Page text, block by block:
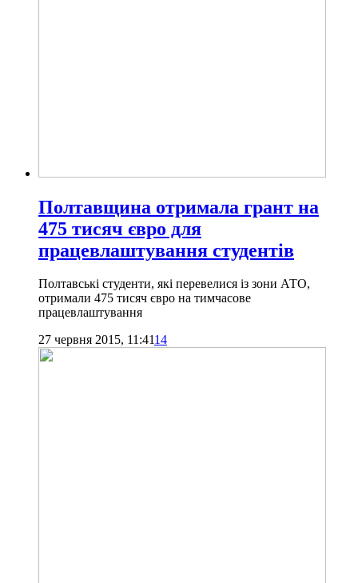
Полтавщина отримала грант на
475 тисяч євро для
працевлаштування студентів
Полтавські студенти, які перевелися із зони АТО,
отримали 475 тисяч євро на тимчасове
працевлаштування
27 червня 2015, 11:4114